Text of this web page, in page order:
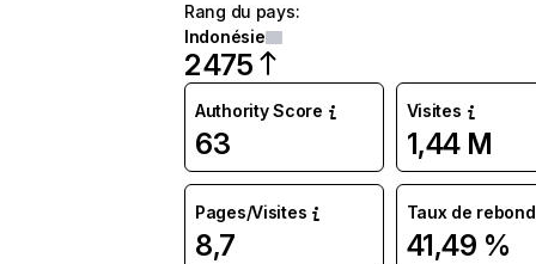
Rang du pays:
Indonésie
2 475
Authority Score
63
Visites
1,44 M
Pages/Visites
8,7
Taux de rebond
41,49 %